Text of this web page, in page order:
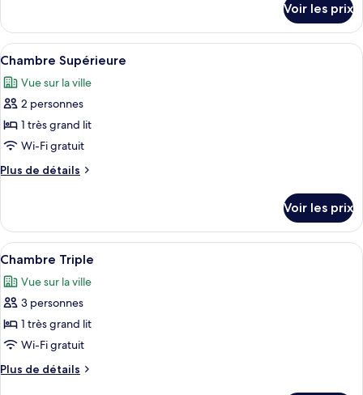
le
type
de
Suite
Voir les prix
Afficher
toutes
les
photos
pour
ce
type
de
Chambre
Supérieure
Une chambre d’hôtel avec un lit, un
5
Chambre Supérieure
Vue sur la ville
2 personnes
1 très grand lit
Wi-Fi gratuit
Plus de détails
Plus
le
type
de
Chambre
Supérieure
Voir les prix
Afficher
toutes
les
photos
pour
ce
type
de
Une chambre d’hôtel avec un grand
5
Chambre Triple
Vue sur la ville
3 personnes
1 très grand lit
Wi-Fi gratuit
Plus de détails
Plus